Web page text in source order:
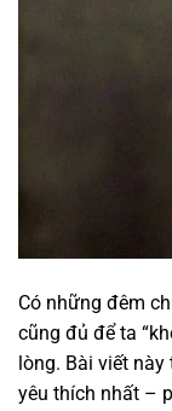
Có những đêm
cũng đủ để ta
lòng. Bài viết
yêu thích nhất –